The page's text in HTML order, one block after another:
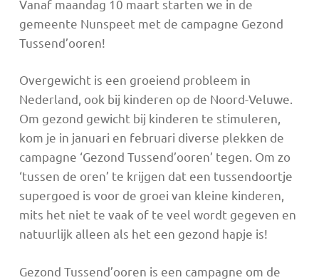
Vanaf maandag 10 maart starten we in de
gemeente Nunspeet met de campagne Gezond
Tussend’ooren!
Overgewicht is een groeiend probleem in
Nederland, ook bij kinderen op de Noord-Veluwe.
Om gezond gewicht bij kinderen te stimuleren,
kom je in januari en februari diverse plekken de
campagne ‘Gezond Tussend’ooren’ tegen. Om zo
‘tussen de oren’ te krijgen dat een tussendoortje
supergoed is voor de groei van kleine kinderen,
mits het niet te vaak of te veel wordt gegeven en
natuurlijk alleen als het een gezond hapje is!
Gezond Tussend’ooren is een campagne om de